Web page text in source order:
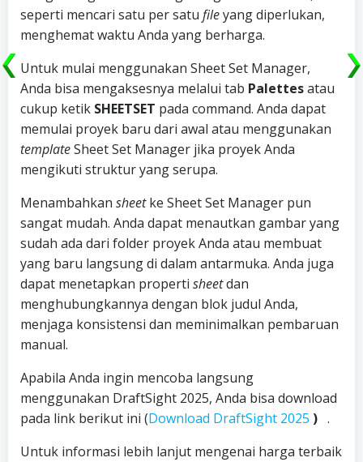
seperti mencari satu per satu fileyang diperlukan,
menghemat waktu Anda yang berharga.
Untuk mulai menggunakan Sheet Set Manager,
Anda bisa mengaksesnya melalui tab Palettesatau
cukup ketik SHEETSET pada command. Anda dapat
memulai proyek baru dari awal atau menggunakan
templateSheet Set Manager jika proyek Anda
mengikuti struktur yang serupa.
Menambahkan sheetke Sheet Set Manager pun
sangat mudah. Anda dapat menautkan gambar yang
sudah ada dari folder proyek Anda atau membuat
yang baru langsung di dalam antarmuka. Anda juga
dapat menetapkan properti sheetdan
menghubungkannya dengan blok judul Anda,
menjaga konsistensi dan meminimalkan pembaruan
manual.
Apabila Anda ingin mencoba langsung
menggunakan DraftSight 2025, Anda bisa download
pada link berikut ini (Download DraftSight 2025 ) .
Untuk informasi lebih lanjut mengenai harga terbaik